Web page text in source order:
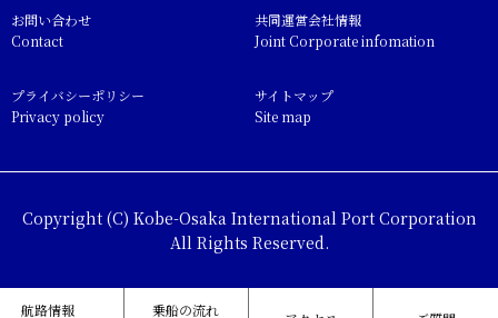
お問い合わせ
Contact
共同運営会社情報
Joint Corporate infomation
プライバシーポリシー
Privacy policy
サイトマップ
Site map
Copyright (C) Kobe-Osaka International Port Corporation
All Rights Reserved.
航路情報 乗船の流れ